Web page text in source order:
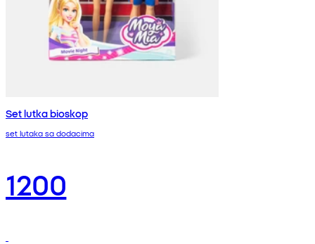
Set lutka bioskop
set lutaka sa dodacima
1200